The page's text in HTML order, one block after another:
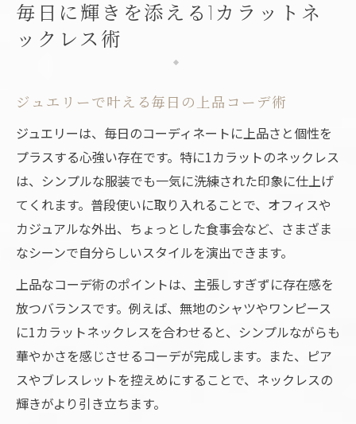
1カラットジュエリーが映える日常の工夫
上品な普段使いを叶えるジュエリーの選び方
ト
1カラットネックレスと相性の良いデザイン
とは
ジュエリーで上品さを引き立てる選び方解
説
一粒ダイヤネックレス普段使いの選択基準
毎日使えるジュエリーの素材や形状の秘訣
ひと粒ダイヤが映えるコーデのコツを解説
ジュエリーで引き立つシンプルコーデ術
ひと粒ダイヤネックレスが主役の着こなし
方
普段使いに最適なコーデのポイント
一粒ダイヤネックレスの重ね付け活用術
毎日に輝きを添える1カラットネ
ックレス術
ジュエリーで叶える毎日の上品コーデ術
ジュエリーは、毎日のコーディネートに上品さと個性を
プラスする心強い存在です。特に1カラットのネックレス
は、シンプルな服装でも一気に洗練された印象に仕上げ
てくれます。普段使いに取り入れることで、オフィスや
カジュアルな外出、ちょっとした食事会など、さまざま
なシーンで自分らしいスタイルを演出できます。
上品なコーデ術のポイントは、主張しすぎずに存在感を
放つバランスです。例えば、無地のシャツやワンピース
に1カラットネックレスを合わせると、シンプルながらも
華やかさを感じさせるコーデが完成します。また、ピア
スやブレスレットを控えめにすることで、ネックレスの
輝きがより引き立ちます。